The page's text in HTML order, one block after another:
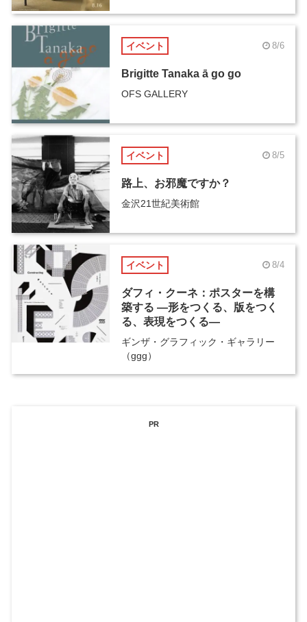
イベント 8/6
Brigitte Tanaka ā go go
OFS GALLERY
イベント 8/5
路上、お邪魔ですか？
金沢21世紀美術館
イベント 8/4
ダフィ・クーネ：ポスターを構
築する ―形をつくる、版をつく
る、表現をつくる―
ギンザ・グラフィック・ギャラリー
（ggg）
PR